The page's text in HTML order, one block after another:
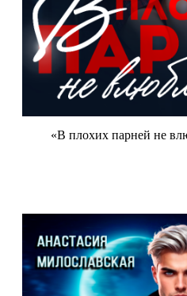
«В плохих парней не